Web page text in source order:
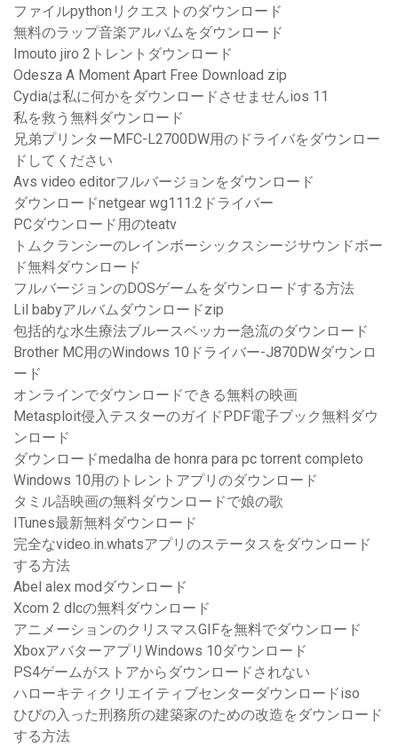
ファイルpythonリクエストのダウンロード
無料のラップ音楽アルバムをダウンロード
Imouto jiro 2トレントダウンロード
Odesza A Moment Apart Free Download zip
Cydiaは私に何かをダウンロードさせませんios 11
私を救う無料ダウンロード
兄弟プリンターMFC-L2700DW用のドライバをダウンロー
ドしてください
Avs video editorフルバージョンをダウンロード
ダウンロードnetgear wg111.2ドライバー
PCダウンロード用のteatv
トムクランシーのレインボーシックスシージサウンドボー
ド無料ダウンロード
フルバージョンのDOSゲームをダウンロードする方法
Lil babyアルバムダウンロードzip
包括的な水生療法ブルースベッカー急流のダウンロード
Brother MC用のWindows 10ドライバー-J870DWダウンロ
ード
オンラインでダウンロードできる無料の映画
Metasploit侵入テスターのガイドPDF電子ブック無料ダウ
ンロード
ダウンロードmedalha de honra para pc torrent completo
Windows 10用のトレントアプリのダウンロード
タミル語映画の無料ダウンロードで娘の歌
ITunes最新無料ダウンロード
完全なvideo.in.whatsアプリのステータスをダウンロード
する方法
Abel alex modダウンロード
Xcom 2 dlcの無料ダウンロード
アニメーションのクリスマスGIFを無料でダウンロード
XboxアバターアプリWindows 10ダウンロード
PS4ゲームがストアからダウンロードされない
ハローキティクリエイティブセンターダウンロードiso
ひびの入った刑務所の建築家のための改造をダウンロード
する方法